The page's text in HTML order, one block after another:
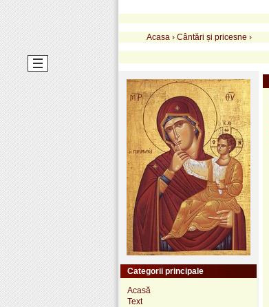
Acasa › Cântări și pricesne ›
Categorii principale
Acasă
Text